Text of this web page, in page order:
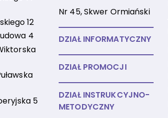
12
4
5
Nr 45, Skwer Ormiański
DZIAŁ INFORMATYCZNY
DZIAŁ PROMOCJI
DZIAŁ INSTRUKCYJNO-
METODYCZNY